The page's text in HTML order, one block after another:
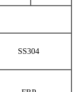
SS304